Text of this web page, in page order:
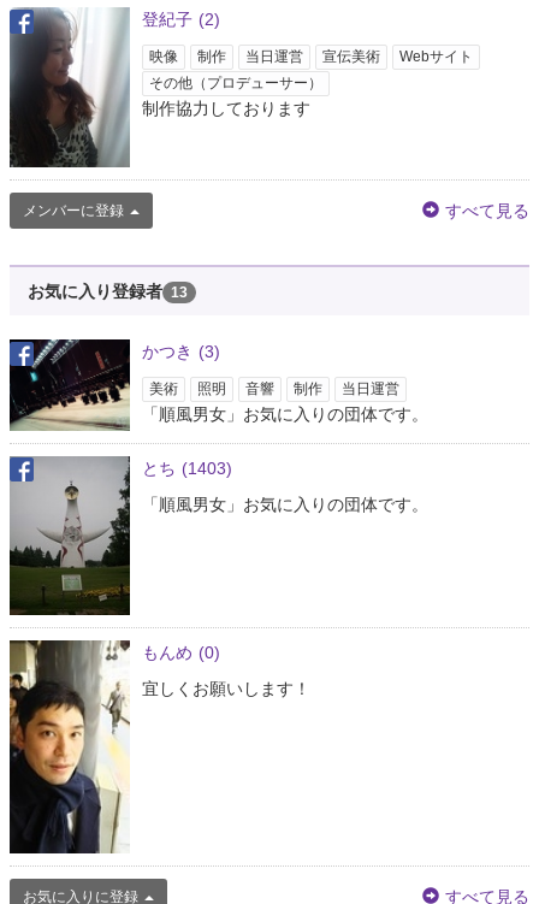
登紀子 (2)
映像 制作 当日運営 宣伝美術
Webサイト
その他（プロデューサー）
制作協力しております
メンバーに登録 すべて見る
お気に入り登録者 13
かつき (3)
美術 照明 音響 制作 当日運営
「順風男女」お気に入りの団体です。
とち (1403)
「順風男女」お気に入りの団体です。
もんめ (0)
宜しくお願いします！
お気に入りに登録 すべて見る